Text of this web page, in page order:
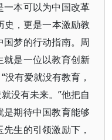
本可以为中国改革
，更是一本激励教
梦的行动指南。周
是一位以教育创新
有爱就没有教育，
没有未来。”他把自
期待中国教育能够
生的引领激励下，